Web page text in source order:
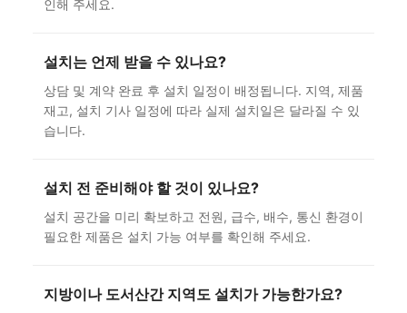
인해 주세요.
설치는 언제 받을 수 있나요?
상담 및 계약 완료 후 설치 일정이 배정됩니다. 지역, 제품
재고, 설치 기사 일정에 따라 실제 설치일은 달라질 수 있
습니다.
설치 전 준비해야 할 것이 있나요?
설치 공간을 미리 확보하고 전원, 급수, 배수, 통신 환경이
필요한 제품은 설치 가능 여부를 확인해 주세요.
지방이나 도서산간 지역도 설치가 가능한가요?